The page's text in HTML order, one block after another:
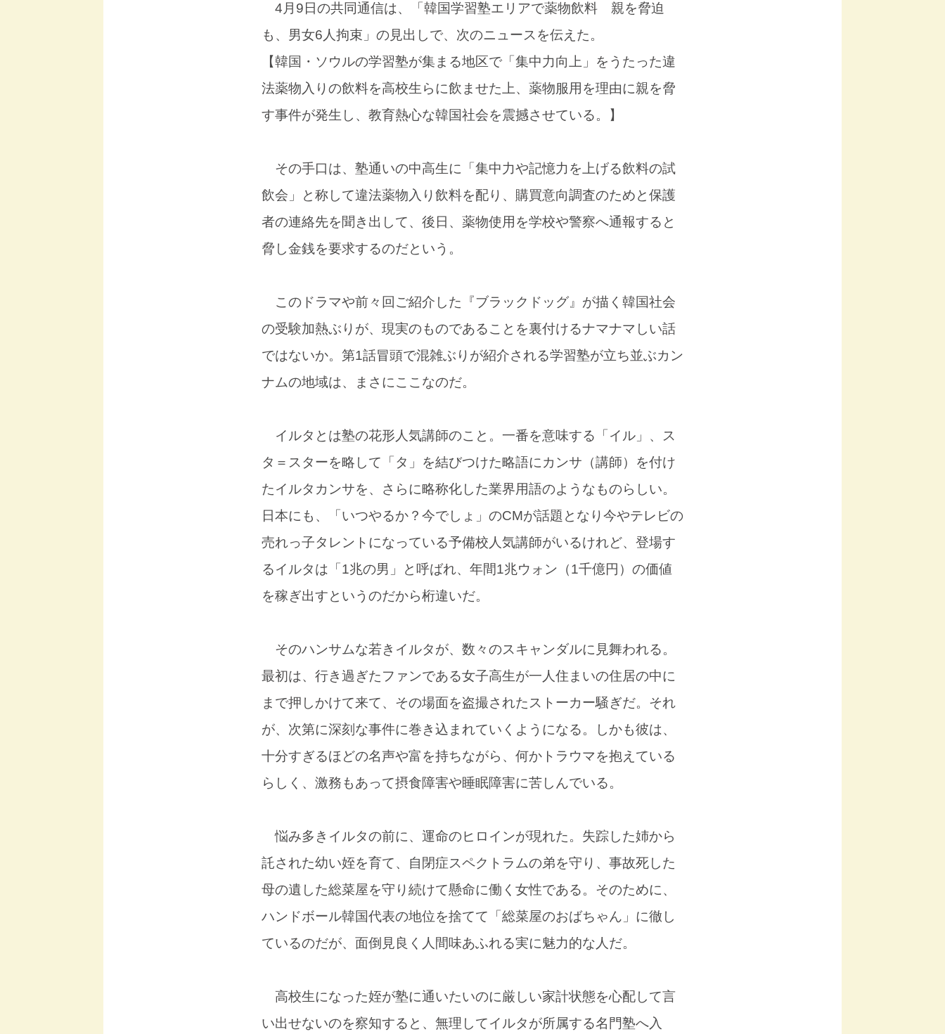
4月9日の共同通信は、「韓国学習塾エリアで薬物飲料 親を脅迫
も、男女6人拘束」の見出しで、次のニュースを伝えた。
【韓国・ソウルの学習塾が集まる地区で「集中力向上」をうたった違
法薬物入りの飲料を高校生らに飲ませた上、薬物服用を理由に親を脅
す事件が発生し、教育熱心な韓国社会を震撼させている。】
その手口は、塾通いの中高生に「集中力や記憶力を上げる飲料の試
飲会」と称して違法薬物入り飲料を配り、購買意向調査のためと保護
者の連絡先を聞き出して、後日、薬物使用を学校や警察へ通報すると
脅し金銭を要求するのだという。
このドラマや前々回ご紹介した『ブラックドッグ』が描く韓国社会
の受験加熱ぶりが、現実のものであることを裏付けるナマナマしい話
ではないか。第1話冒頭で混雑ぶりが紹介される学習塾が立ち並ぶカン
ナムの地域は、まさにここなのだ。
イルタとは塾の花形人気講師のこと。一番を意味する「イル」、ス
タ＝スターを略して「タ」を結びつけた略語にカンサ（講師）を付け
たイルタカンサを、さらに略称化した業界用語のようなものらしい。
日本にも、「いつやるか？今でしょ」のCMが話題となり今やテレビの
売れっ子タレントになっている予備校人気講師がいるけれど、登場す
るイルタは「1兆の男」と呼ばれ、年間1兆ウォン（1千億円）の価値
を稼ぎ出すというのだから桁違いだ。
そのハンサムな若きイルタが、数々のスキャンダルに見舞われる。
最初は、行き過ぎたファンである女子高生が一人住まいの住居の中に
まで押しかけて来て、その場面を盗撮されたストーカー騒ぎだ。それ
が、次第に深刻な事件に巻き込まれていくようになる。しかも彼は、
十分すぎるほどの名声や富を持ちながら、何かトラウマを抱えている
らしく、激務もあって摂食障害や睡眠障害に苦しんでいる。
悩み多きイルタの前に、運命のヒロインが現れた。失踪した姉から
託された幼い姪を育て、自閉症スペクトラムの弟を守り、事故死した
母の遺した総菜屋を守り続けて懸命に働く女性である。そのために、
ハンドボール韓国代表の地位を捨てて「総菜屋のおばちゃん」に徹し
ているのだが、面倒見良く人間味あふれる実に魅力的な人だ。
高校生になった姪が塾に通いたいのに厳しい家計状態を心配して言
い出せないのを察知すると、無理してイルタが所属する名門塾へ入